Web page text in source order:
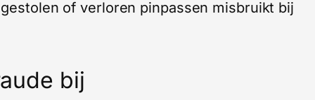
of verloren pinpassen misbruikt bij
bij